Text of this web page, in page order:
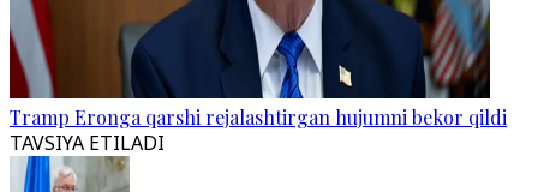
Tramp Eronga qarshi rejalashtirgan hujumni bekor qildi
TAVSIYA ETILADI